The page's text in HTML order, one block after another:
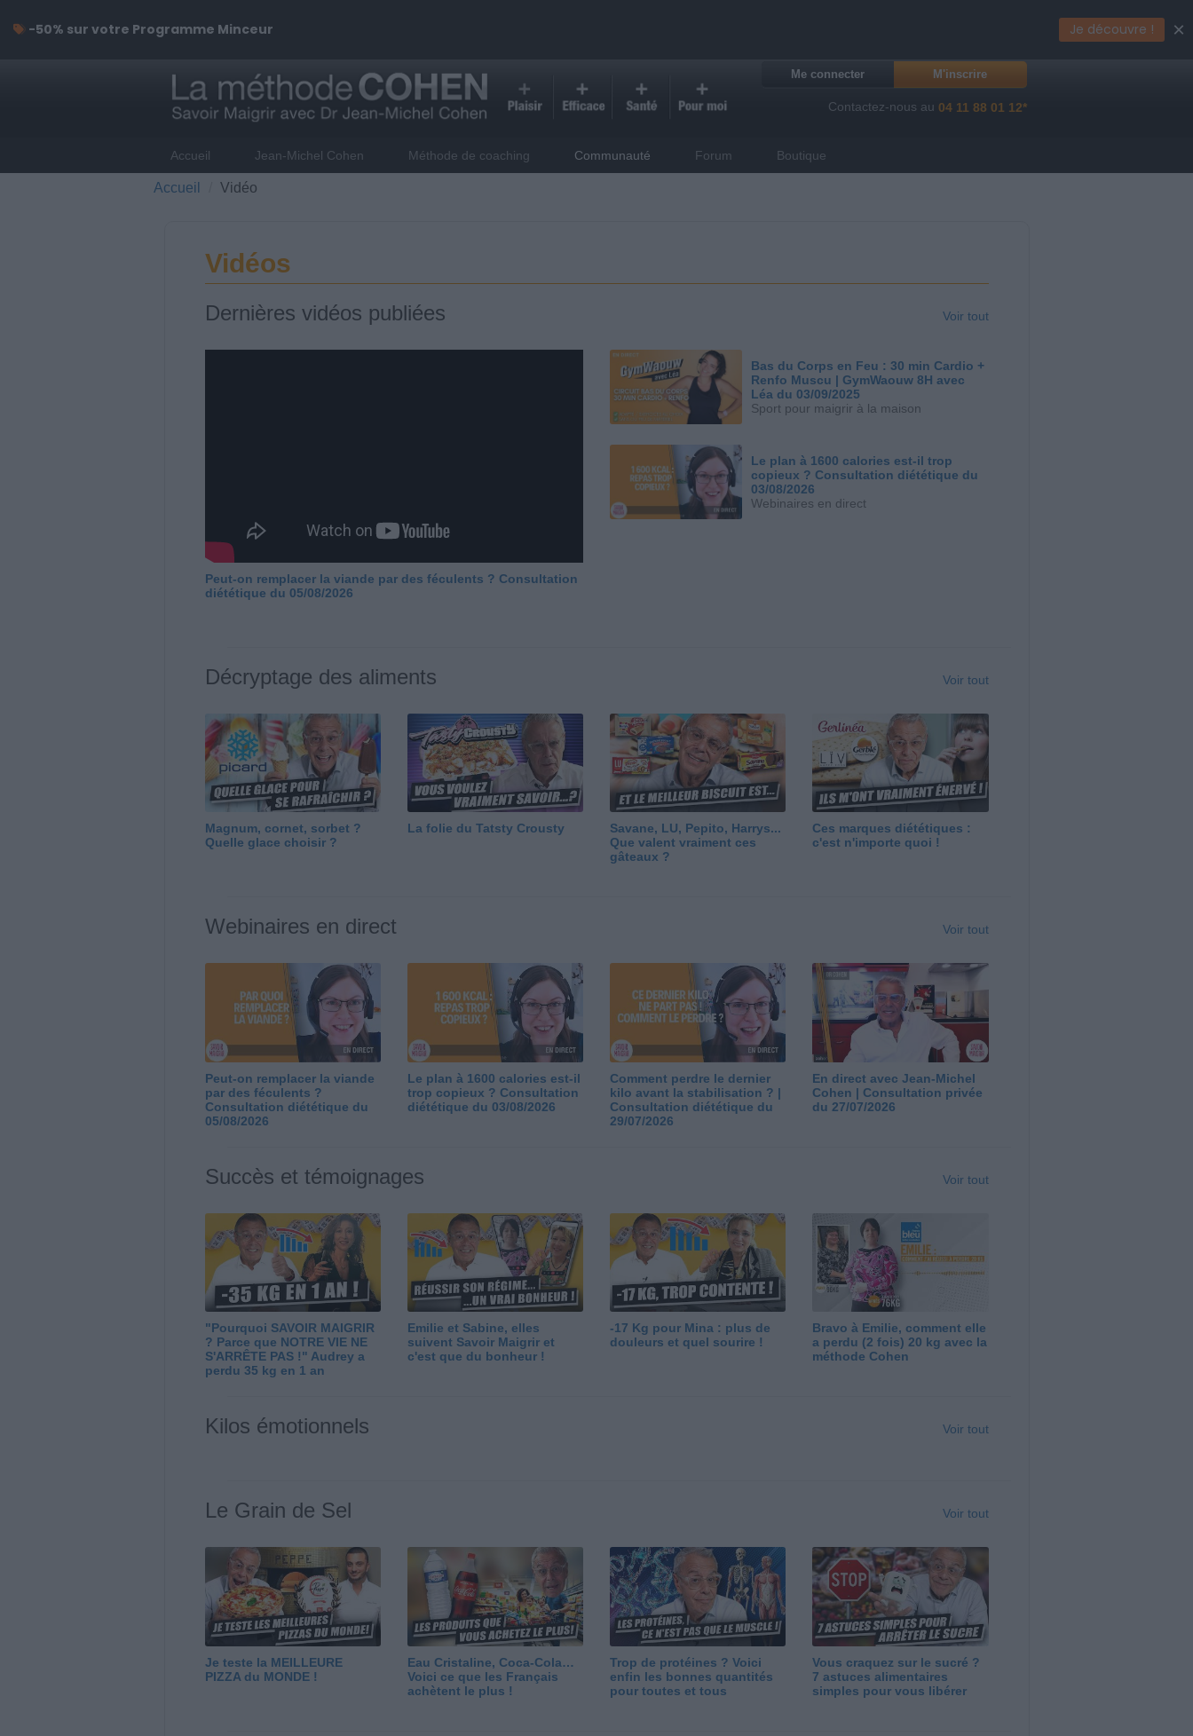
Me connecter M'inscrire
Contactez-nous au 04 11 88 01 12*
Accueil Jean-Michel Cohen Méthode de coaching Communauté Forum Boutique
Accueil Vidéo
Vidéos
Dernières vidéos publiées Voir tout
Peut-on remplacer la viande par des féculents ? Consultation
diététique du 05/08/2026
Bas du Corps en Feu : 30 min Cardio +
Renfo Muscu | GymWaouw 8H avec
Léa du 03/09/2025
Sport pour maigrir à la maison
Le plan à 1600 calories est-il trop
copieux ? Consultation diététique du
03/08/2026
Webinaires en direct
Décryptage des aliments Voir tout
Magnum, cornet, sorbet ?
Quelle glace choisir ?
La folie du Tatsty Crousty
Savane, LU, Pepito, Harrys...
Que valent vraiment ces
gâteaux ?
Ces marques diététiques :
c'est n'importe quoi !
Webinaires en direct Voir tout
Peut-on remplacer la viande
par des féculents ?
Consultation diététique du
05/08/2026
Le plan à 1600 calories est-il
trop copieux ? Consultation
diététique du 03/08/2026
Comment perdre le dernier
kilo avant la stabilisation ? |
Consultation diététique du
29/07/2026
En direct avec Jean-Michel
Cohen | Consultation privée
du 27/07/2026
Succès et témoignages Voir tout
"Pourquoi SAVOIR MAIGRIR
? Parce que NOTRE VIE NE
S'ARRÊTE PAS !" Audrey a
perdu 35 kg en 1 an
Emilie et Sabine, elles
suivent Savoir Maigrir et
c'est que du bonheur !
-17 Kg pour Mina : plus de
douleurs et quel sourire !
Bravo à Emilie, comment elle
a perdu (2 fois) 20 kg avec la
méthode Cohen
Kilos émotionnels Voir tout
Le Grain de Sel Voir tout
Je teste la MEILLEURE
PIZZA du MONDE !
Eau Cristaline, Coca-Cola…
Voici ce que les Français
achètent le plus !
Trop de protéines ? Voici
enfin les bonnes quantités
pour toutes et tous
Vous craquez sur le sucré ?
7 astuces alimentaires
simples pour vous libérer
-50% sur votre Programme Minceur Je découvre ! ×